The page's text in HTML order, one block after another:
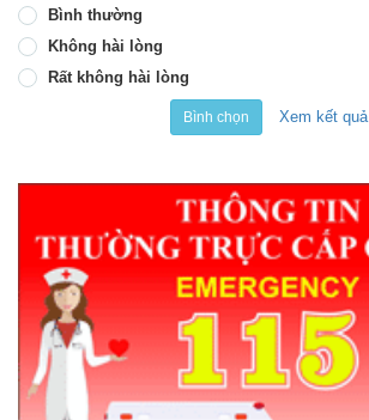
Bình thường
Không hài lòng
Rất không hài lòng
Bình chọn Xem kết quả